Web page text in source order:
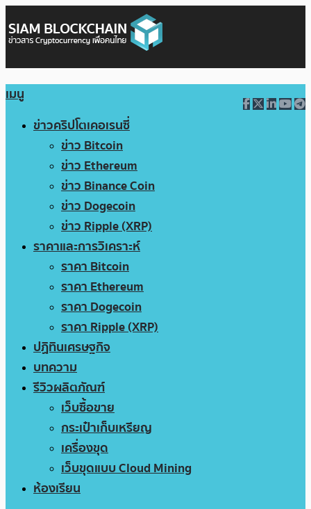
เมนู
ข่าวคริปโตเคอเรนซี่
ข่าว Bitcoin
ข่าว Ethereum
ข่าว Binance Coin
ข่าว Dogecoin
ข่าว Ripple (XRP)
ราคาและการวิเคราะห์
ราคา Bitcoin
ราคา Ethereum
ราคา Dogecoin
ราคา Ripple (XRP)
ปฏิทินเศรษฐกิจ
บทความ
รีวิวผลิตภัณฑ์
เว็บซื้อขาย
กระเป๋าเก็บเหรียญ
เครื่องขุด
เว็บขุดแบบ Cloud Mining
ห้องเรียน